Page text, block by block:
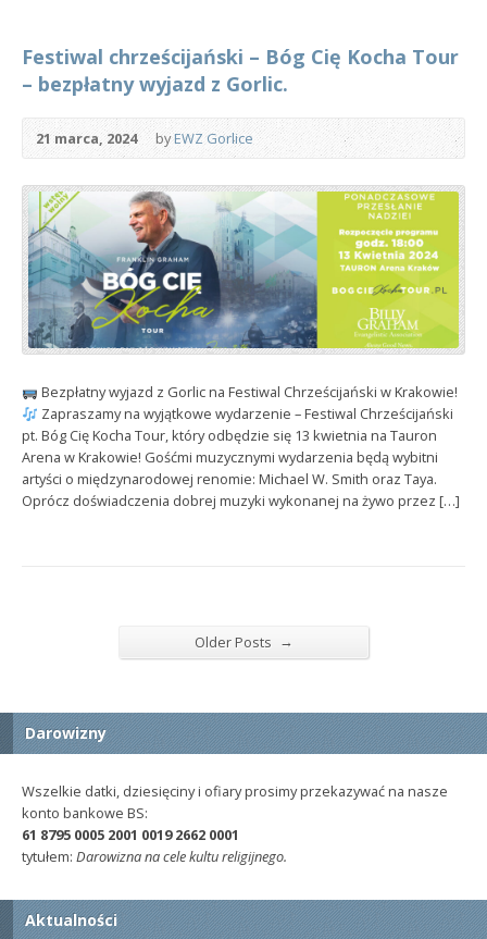
Festiwal chrześcijański – Bóg Cię Kocha Tour
– bezpłatny wyjazd z Gorlic.
21 marca, 2024 byEWZ Gorlice
Bezpłatny wyjazd z Gorlic na Festiwal Chrześcijański w Krakowie!
Zapraszamy na wyjątkowe wydarzenie – Festiwal Chrześcijański
pt. Bóg Cię Kocha Tour, który odbędzie się 13 kwietnia na Tauron
Arena w Krakowie! Gośćmi muzycznymi wydarzenia będą wybitni
artyści o międzynarodowej renomie: Michael W. Smith oraz Taya.
Oprócz doświadczenia dobrej muzyki wykonanej na żywo przez […]
Older Posts →
Darowizny
Wszelkie datki, dziesięciny i ofiary prosimy przekazywać na nasze
konto bankowe BS:
61 8795 0005 2001 0019 2662 0001
tytułem: Darowizna na cele kultu religijnego.
Aktualności